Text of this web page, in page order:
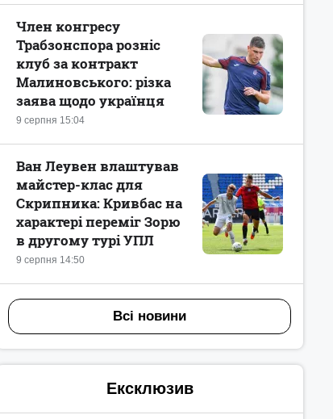
9 серпня 15:04
Член конгресу
Трабзонспора розніс
клуб за контракт
Малиновського: різка
заява щодо українця
9 серпня 14:50
Ван Леувен влаштував
майстер-клас для
Скрипника: Кривбас на
характері переміг Зорю
в другому турі УПЛ
Всі новини
Ексклюзив